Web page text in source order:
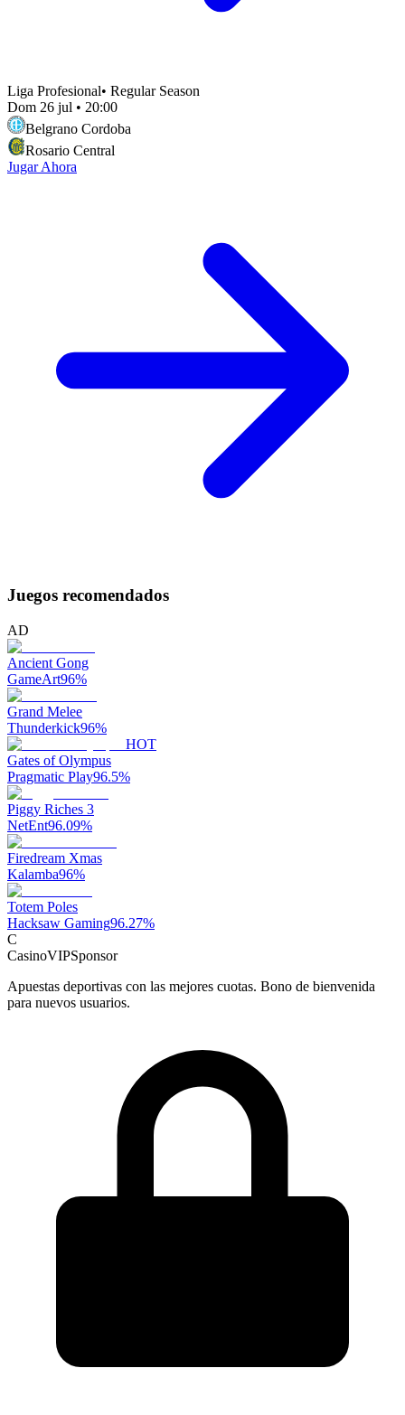
Liga Profesional• Regular Season
Dom 26 jul • 20:00
Belgrano Cordoba
Rosario Central
Jugar Ahora
Juegos recomendados
AD
Ancient Gong
GameArt96%
Grand Melee
Thunderkick96%
HOT
Gates of Olympus
Pragmatic Play96.5%
Piggy Riches 3
NetEnt96.09%
Firedream Xmas
Kalamba96%
Totem Poles
Hacksaw Gaming96.27%
C
CasinoVIPSponsor
Apuestas deportivas con las mejores cuotas. Bono de bienvenida
para nuevos usuarios.